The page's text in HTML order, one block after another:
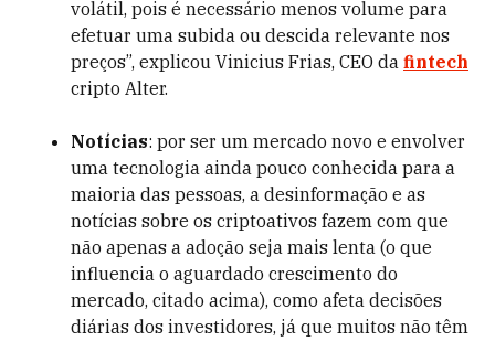
volátil, pois é necessário menos volume para
efetuar uma subida ou descida relevante nos
preços”, explicou Vinicius Frias, CEO da fintech
cripto Alter.
Notícias: por ser um mercado novo e envolver
uma tecnologia ainda pouco conhecida para a
maioria das pessoas, a desinformação e as
notícias sobre os criptoativos fazem com que
não apenas a adoção seja mais lenta (o que
influencia o aguardado crescimento do
mercado, citado acima), como afeta decisões
diárias dos investidores, já que muitos não têm